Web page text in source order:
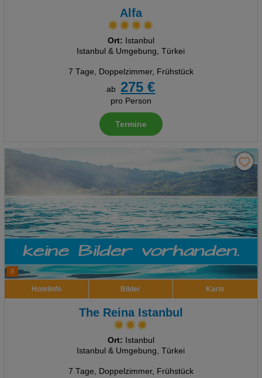
Alfa
Ort: Istanbul
Istanbul & Umgebung, Türkei
7 Tage, Doppelzimmer, Frühstück
ab
275 €
pro Person
Termine
8
Hotelinfo Bilder Karte
The Reina Istanbul
Ort: Istanbul
Istanbul & Umgebung, Türkei
7 Tage, Doppelzimmer, Frühstück